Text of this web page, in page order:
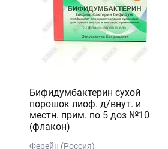
Бифидумбактерин сухой
порошок лиоф. д/внут. и
местн. прим. по 5 доз №10
(флакон)
Ферейн (Россия)